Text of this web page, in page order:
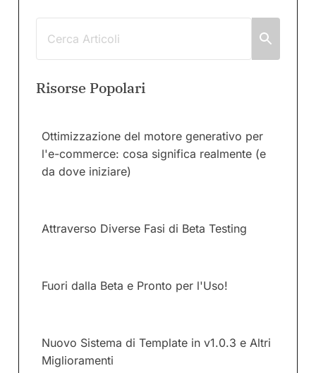
Risorse Popolari
Ottimizzazione del motore generativo per
l'e-commerce: cosa significa realmente (e
da dove iniziare)
Attraverso Diverse Fasi di Beta Testing
Fuori dalla Beta e Pronto per l'Uso!
Nuovo Sistema di Template in v1.0.3 e Altri
Miglioramenti